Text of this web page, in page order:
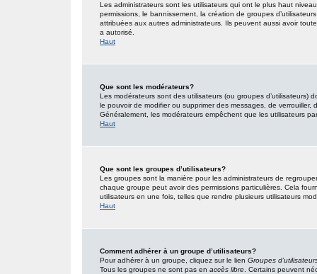
Les administrateurs sont les utilisateurs qui ont le plus haut
permissions, le bannissement, la création de groupes
attribuées aux autres administrateurs. Ils peuvent aussi avoir
a autorisé.
Haut
Que sont les modérateurs?
Les modérateurs sont des utilisateurs (ou groupes d’utilisateurs)
le pouvoir de modifier ou supprimer des messages, de verrouiller,
Généralement, les modérateurs empêchent que les utilisateurs
Haut
Que sont les groupes d’utilisateurs?
Les groupes sont la manière pour les administrateurs de
chaque groupe peut avoir des permissions particulières. Cela
utilisateurs en une fois, telles que rendre plusieurs utilisateurs
Haut
Comment adhérer à un groupe d’utilisateurs?
Pour adhérer à un groupe, cliquez sur le lien Groupes
Tous les groupes ne sont pas en accès libre . Certains peuvent